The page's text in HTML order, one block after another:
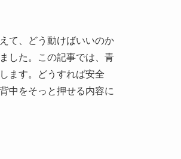
て、どう動けばいいのか
した。この記事では、青
ます。どうすれば安全
中をそっと押せる内容に